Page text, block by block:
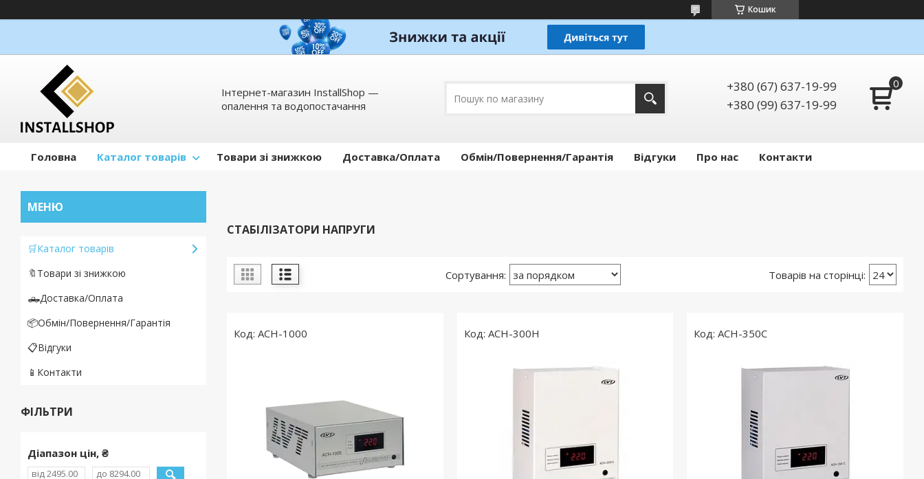
Кошик
Інтернет-магазин InstallShop —
опалення та водопостачання
+380 (67) 637-19-99
+380 (99) 637-19-99
Головна Каталог товарів Товари зі знижкою Доставка/Оплата Обмін/Повернення/Гарантія Відгуки Про нас Контакти
СТАБІЛІЗАТОРИ НАПРУГИ
ACH-1000 ACH-300H ACH-350C
🛒Каталог товарів
🔖Товари зі знижкою
🛻Доставка/Оплата
📦Обмін/Повернення/Гарантія
📋Відгуки
📱Контакти
ФІЛЬТРИ
Діапазон цін, ₴